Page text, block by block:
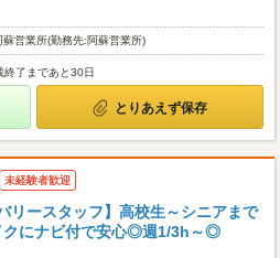
営業所(勤務先:阿蘇営業所)
終了まであと30日
とりあえず保存
未経験者歓迎
リースタッフ】高校生～シニアまで
クにナビ付で安心◎週1/3h～◎